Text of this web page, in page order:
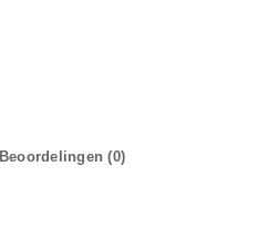
Beoordelingen (0)